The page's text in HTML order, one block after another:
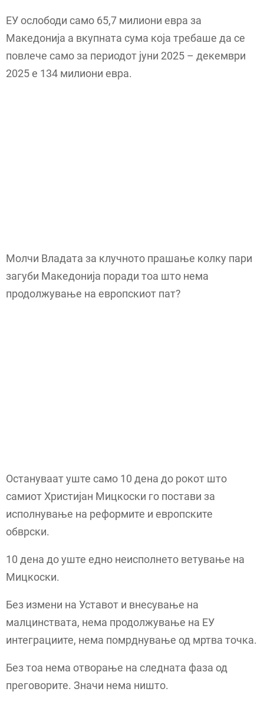
ЕУ ослободи само 65,7 милиони евра за
Македонија а вкупната сума која требаше да се
повлече само за периодот јуни 2025 – декември
2025 е 134 милиони евра.
Молчи Владата за клучното прашање колку пари
загуби Македонија поради тоа што нема
продолжување на европскиот пат?
Остануваат уште само 10 дена до рокот што
самиот Христијан Мицкоски го постави за
исполнување на реформите и европските
обврски.
10 дена до уште едно неисполнето ветување на
Мицкоски.
Без измени на Уставот и внесување на
малцинствата, нема продолжување на ЕУ
интеграциите, нема помрднување од мртва точка.
Без тоа нема отворање на следната фаза од
преговорите. Значи нема ништо.